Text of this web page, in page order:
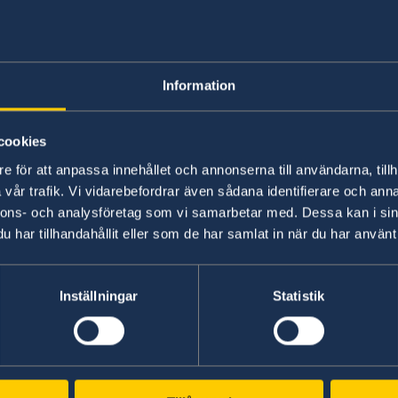
Information
för att anpassa innehållet och annonserna till användarna,
trafik. Vi vidarebefordrar även sådana identifierare och
och analysföretag som vi samarbetar med. Dessa kan i
har tillhandahållit eller som de har samlat in när du har
Inställningar Statistik
gällande säkerhetsföreskrifter, inklusive
tillhörigheter och identitetshandlingar,
evenemang. Mer information om
Brottsligheten i USA varierar kraftigt från
stadsdel. Den är som regel högre i de
vanliga runt bussterminaler, tågstationer,
Antalet skjutvapenrelaterade
USA under det senaste årtiondet liksom
platser. Iaktta försiktighet och var
påverka den personliga säkerheten under